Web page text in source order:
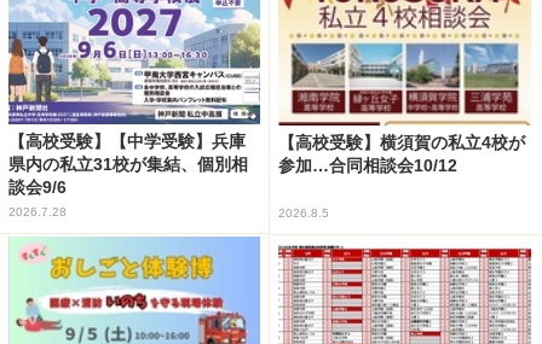
【高校受験】【中学受験】兵庫
県内の私立31校が集結、個別相
談会9/6
2026.7.28
【高校受験】横須賀の私立4校が
参加…合同相談会10/12
2026.8.5